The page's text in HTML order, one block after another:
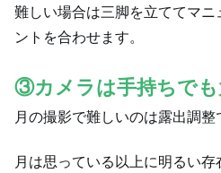
難しい場合は三脚を立ててマ
ントを合わせます。
③カメラは手持ちでも
月の撮影で難しいのは露出調整
月は思っている以上に明るい存